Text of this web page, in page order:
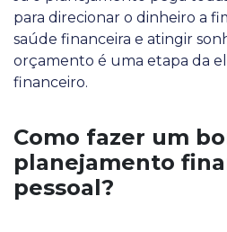
para direcionar o dinheiro a
saúde financeira e atingir
orçamento é uma etapa da
financeiro.
Como fazer um
planejamento
pessoal?